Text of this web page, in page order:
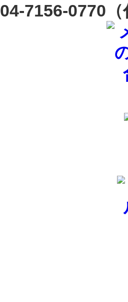
04-7156-0770